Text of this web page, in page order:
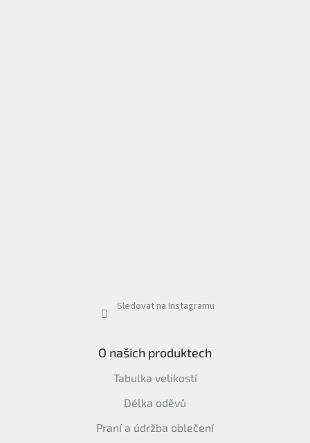
Sledovat na Instagramu
O našich produktech
Tabulka velikostí
Délka oděvů
Praní a údržba oblečení